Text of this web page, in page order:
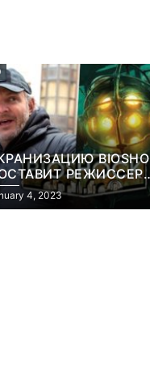
РЕЖИССЕР
И
ИГР»
4, 2023